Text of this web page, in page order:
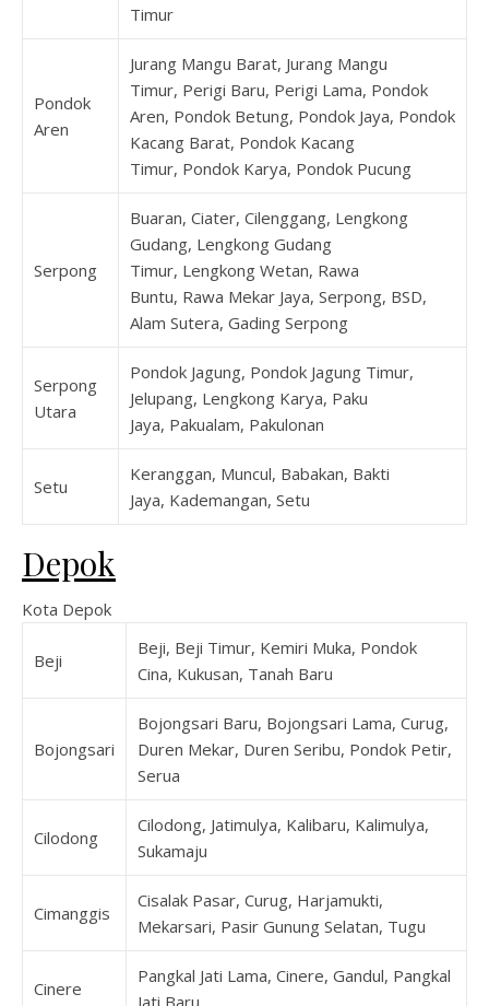
Timur
Pondok
Aren
Jurang Mangu Barat, Jurang Mangu
Timur, Perigi Baru, Perigi Lama, Pondok
Aren, Pondok Betung, Pondok Jaya, Pondok
Kacang Barat, Pondok Kacang
Timur, Pondok Karya, Pondok Pucung
Serpong
Buaran, Ciater, Cilenggang, Lengkong
Gudang, Lengkong Gudang
Timur, Lengkong Wetan, Rawa
Buntu, Rawa Mekar Jaya, Serpong, BSD,
Alam Sutera, Gading Serpong
Serpong
Utara
Pondok Jagung, Pondok Jagung Timur,
Jelupang, Lengkong Karya, Paku
Jaya, Pakualam, Pakulonan
Setu
Keranggan, Muncul, Babakan, Bakti
Jaya, Kademangan, Setu
Depok
Kota Depok
Beji
Beji, Beji Timur, Kemiri Muka, Pondok
Cina, Kukusan, Tanah Baru
Bojongsari
Bojongsari Baru, Bojongsari Lama, Curug,
Duren Mekar, Duren Seribu, Pondok Petir,
Serua
Cilodong
Cilodong, Jatimulya, Kalibaru, Kalimulya,
Sukamaju
Cimanggis
Cisalak Pasar, Curug, Harjamukti,
Mekarsari, Pasir Gunung Selatan, Tugu
Cinere
Pangkal Jati Lama, Cinere, Gandul, Pangkal
Jati Baru